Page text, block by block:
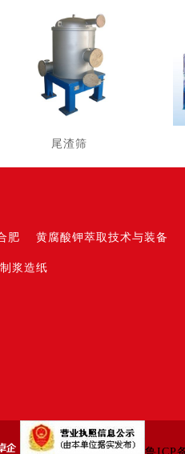
尾渣筛
肥 黄腐酸钾萃取技术与装备
制浆造纸